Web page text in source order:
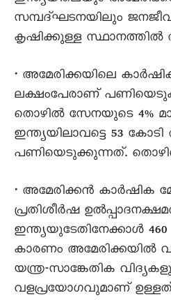
സമ്പദ്ഘടനയിലും
കൃഷിക്കുള്ള സ്ഥാനത്തിൽ
• അമേരിക്കയിലെ
ലക്ഷംപേരാണ്
തൊഴിൽ സേനയുടെ 4%
ഇന്ത്യയിലാവട്ടെ 53
പണിയെടുക്കുന്നത്.
• അമേരിക്കൻ കാർഷിക
പ്രതിശീർഷ
ഇന്ത്യയുടേതിനേക്കാൾ
കാരണം അമേരിക്കയിൽ
യന്ത്ര-സാങ്കേതിക
വളപ്രയോഗവുമാണ്